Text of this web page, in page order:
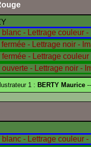
1 : BERTY Maurice